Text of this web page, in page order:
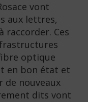
vont
aux lettres,
Ces
optique
en bon état et
de nouveaux
dits vont